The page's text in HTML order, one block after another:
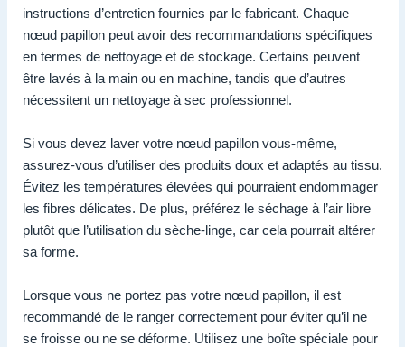
instructions d’entretien fournies par le fabricant. Chaque
nœud papillon peut avoir des recommandations spécifiques
en termes de nettoyage et de stockage. Certains peuvent
être lavés à la main ou en machine, tandis que d’autres
nécessitent un nettoyage à sec professionnel.
Si vous devez laver votre nœud papillon vous-même,
assurez-vous d’utiliser des produits doux et adaptés au tissu.
Évitez les températures élevées qui pourraient endommager
les fibres délicates. De plus, préférez le séchage à l’air libre
plutôt que l’utilisation du sèche-linge, car cela pourrait altérer
sa forme.
Lorsque vous ne portez pas votre nœud papillon, il est
recommandé de le ranger correctement pour éviter qu’il ne
se froisse ou ne se déforme. Utilisez une boîte spéciale pour